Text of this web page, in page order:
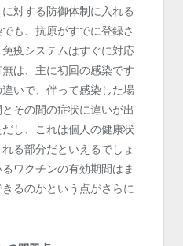
対する防御体制に入れる
も、抗原がすでに登録さ
疫システムはすぐに対応
は、主に初回の感染です
いで、伴って感染した場
その間の症状に違いが出
し、これは個人の健康状
る部分だといえるでしょ
ワクチンの有効期間はま
るのかという点がさらに